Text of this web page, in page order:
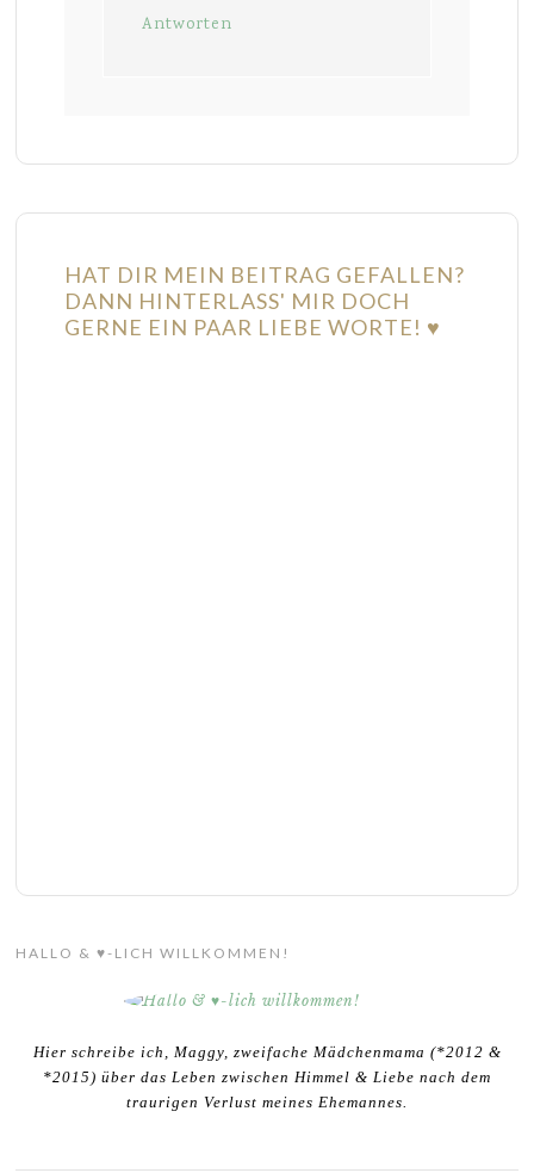
Antworten
HAT DIR MEIN BEITRAG GEFALLEN?
DANN HINTERLASS' MIR DOCH
GERNE EIN PAAR LIEBE WORTE! ♥
HALLO & ♥-LICH WILLKOMMEN!
Hier schreibe ich, Maggy, zweifache Mädchenmama (*2012 &
*2015) über das Leben zwischen Himmel & Liebe nach dem
traurigen Verlust meines Ehemannes.